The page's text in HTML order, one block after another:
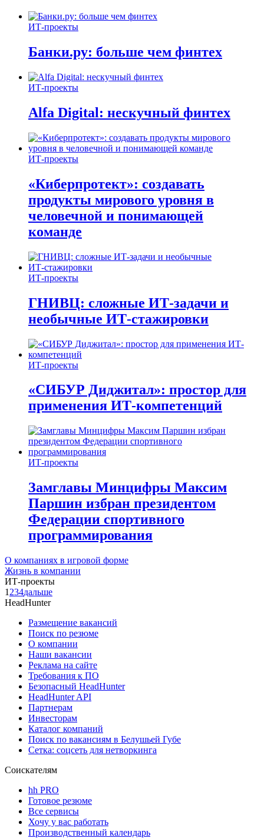
ИТ-проекты
Банки.ру: больше чем финтех
ИТ-проекты
Alfa Digital: нескучный финтех
ИТ-проекты
«Киберпротект»: создавать
продукты мирового уровня в
человечной и понимающей
команде
ИТ-проекты
ГНИВЦ: сложные ИТ‑задачи и
необычные ИТ‑стажировки
ИТ-проекты
«СИБУР Диджитал»: простор для
применения ИТ-компетенций
ИТ-проекты
Замглавы Минцифры Максим
Паршин избран президентом
Федерации спортивного
программирования
О компаниях в игровой форме
Жизнь в компании
ИТ-проекты
1 234дальше
HeadHunter
Размещение вакансий
Поиск по резюме
О компании
Наши вакансии
Реклама на сайте
Требования к ПО
Безопасный HeadHunter
HeadHunter API
Партнерам
Инвесторам
Каталог компаний
Поиск по вакансиям в Белушьей Губе
Сетка: соцсеть для нетворкинга
Соискателям
hh PRO
Готовое резюме
Все сервисы
Хочу у вас работать
Производственный календарь